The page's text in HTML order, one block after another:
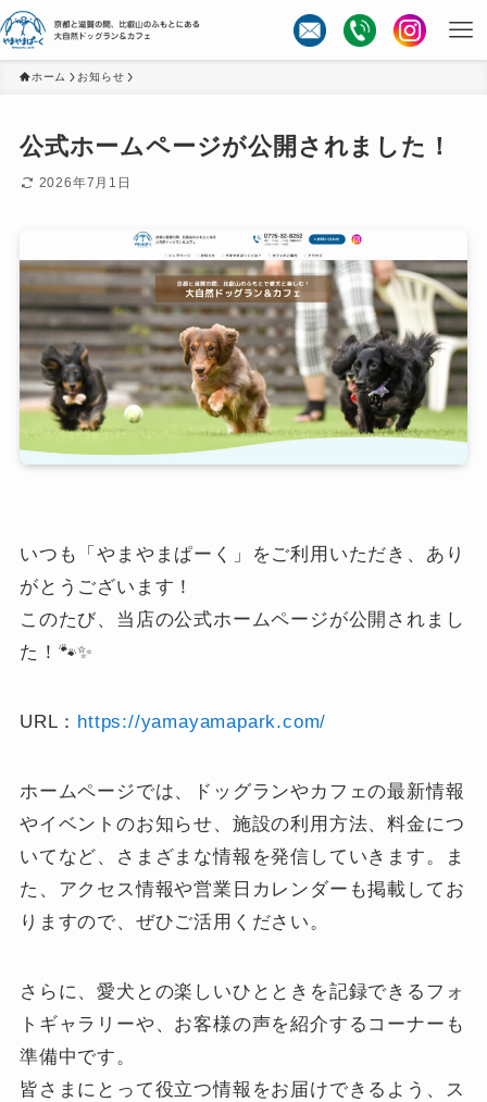
ホーム お知らせ
公式ホームページが公開されました！
2026年7月1日
いつも「やまやまぱーく」をご利用いただき、あり
がとうございます！
このたび、当店の公式ホームページが公開されまし
た！🐾✨
URL： https://yamayamapark.com/
ホームページでは、ドッグランやカフェの最新情報
やイベントのお知らせ、施設の利用方法、料金につ
いてなど、さまざまな情報を発信していきます。ま
た、アクセス情報や営業日カレンダーも掲載してお
りますので、ぜひご活用ください。
さらに、愛犬との楽しいひとときを記録できるフォ
トギャラリーや、お客様の声を紹介するコーナーも
準備中です。
皆さまにとって役立つ情報をお届けできるよう、ス